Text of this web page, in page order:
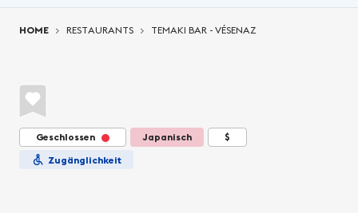
HOME RESTAURANTS TEMAKI BAR - VÉSENAZ
Geschlossen Japanisch
$
Zugänglichkeit